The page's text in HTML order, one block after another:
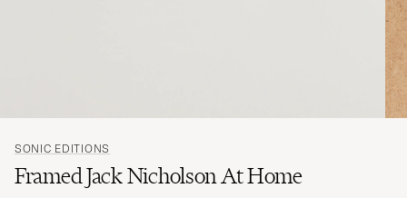
SONIC EDITIONS
Framed Jack Nicholson At Home